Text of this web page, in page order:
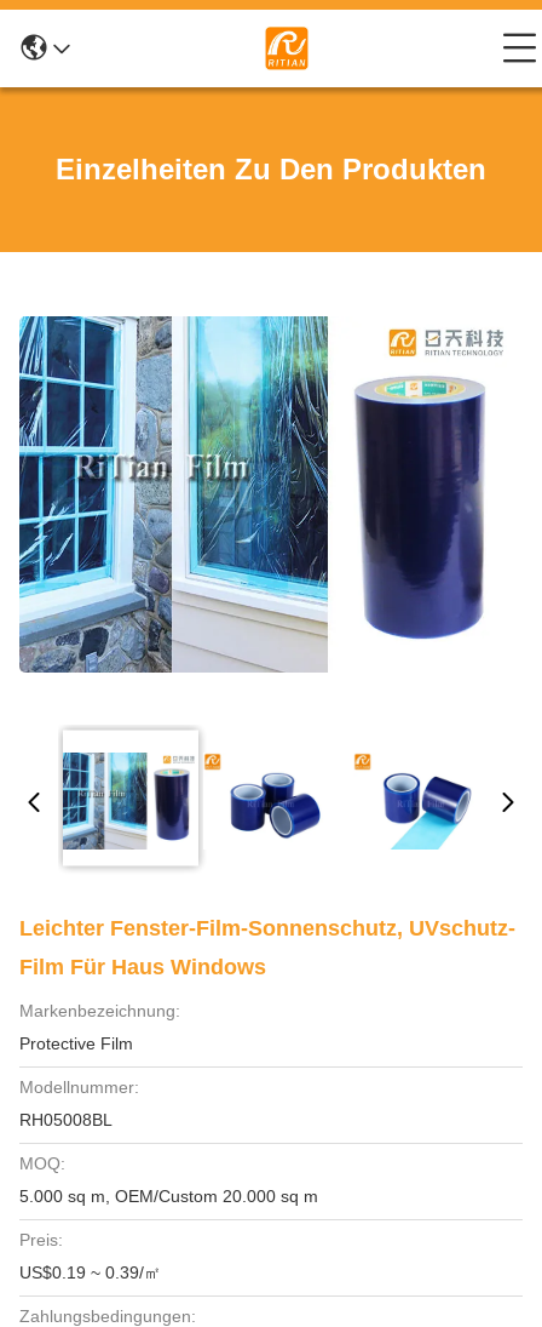
Einzelheiten Zu Den Produkten
Leichter Fenster-Film-Sonnenschutz, UVschutz-
Film Für Haus Windows
Markenbezeichnung:
Protective Film
Modellnummer:
RH05008BL
MOQ:
5.000 sq m, OEM/Custom 20.000 sq m
Preis:
US$0.19 ~ 0.39/㎡
Zahlungsbedingungen: